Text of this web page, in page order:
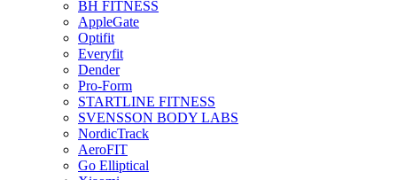
BH FITNESS
AppleGate
Optifit
Everyfit
Dender
Pro-Form
STARTLINE FITNESS
SVENSSON BODY LABS
NordicTrack
AeroFIT
Go Elliptical